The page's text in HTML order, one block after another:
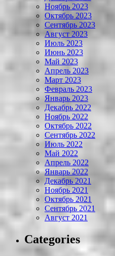
Ноябрь 2023
Октябрь 2023
Сентябрь 2023
Август 2023
Июль 2023
Июнь 2023
Май 2023
Апрель 2023
Март 2023
Февраль 2023
Январь 2023
Декабрь 2022
Ноябрь 2022
Октябрь 2022
Сентябрь 2022
Июль 2022
Май 2022
Апрель 2022
Январь 2022
Декабрь 2021
Ноябрь 2021
Октябрь 2021
Сентябрь 2021
Август 2021
Categories